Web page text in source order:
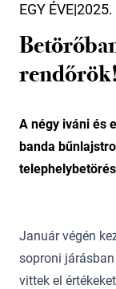
EGY ÉVE|2025.
rendőrök!
A négy iváni és
banda
Január végén
soproni
vittek el